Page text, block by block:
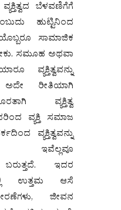
ಬೆಳವಣಿಗೆಗೆ
ಹುಟ್ಟಿನಿಂದ
ಸಾಮಾಜಿಕ
ಸಮೂಹ ಅಥವಾ
ವ್ಯಕ್ತಿತ್ವವನ್ನು
ಅದೇ ರೀತಿಯಾಗಿ
ವ್ಯಕ್ತಿತ್ವ
ವ್ಯಕ್ತಿ ಸಮಾಜ
ವ್ಯಕ್ತಿತ್ವವನ್ನು
ಇವೆಲ್ಲವೂ
ಬರುತ್ತದೆ. ಇದರ
ಉತ್ತಮ ಆಸೆ
ಜೀವನ